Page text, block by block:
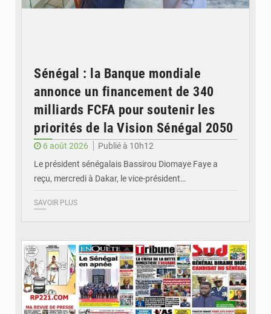
Sénégal : la Banque mondiale
annonce un financement de 340
milliards FCFA pour soutenir les
priorités de la Vision Sénégal 2050
6 août 2026
Publié à 10h12
Le président sénégalais Bassirou Diomaye Faye a
reçu, mercredi à Dakar, le vice-président…
SAVOIR PLUS